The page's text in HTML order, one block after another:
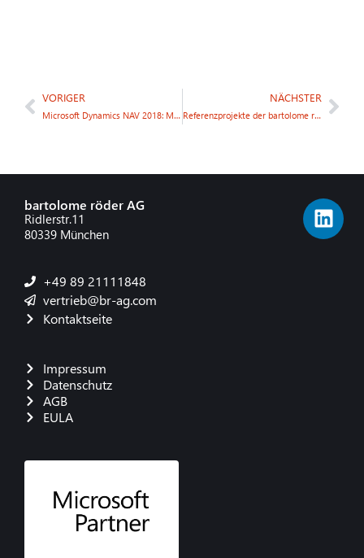
VORIGER
Microsoft Dynamics NAV 2018: Mitarbeiterbuchungsblätter
NÄCHSTER
Referenzprojekte der bartolome röder AG: Versandhandel
bartolome röder AG
Ridlerstr.11
80339 München
+49 89 21111848
vertrieb@br-ag.com
Kontaktseite
Impressum
Datenschutz
AGB
EULA